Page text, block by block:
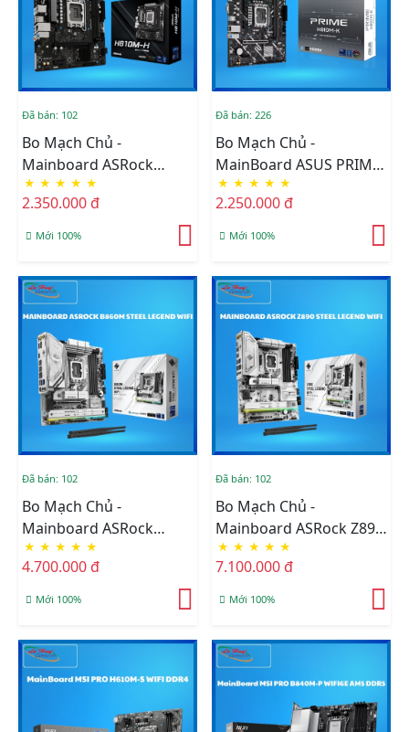
Đã bán: 102
Bo Mạch Chủ -
Mainboard ASRock
H810M-H DDR5
★ ★ ★ ★ ★
2.350.000 đ
Mới 100%
Đã bán: 226
Bo Mạch Chủ -
MainBoard ASUS PRIME
H810M-K DDR5
★ ★ ★ ★ ★
2.250.000 đ
Mới 100%
Đã bán: 102
Bo Mạch Chủ -
Mainboard ASRock
B860M STEEL LEGEND
WIFI
★ ★ ★ ★ ★
4.700.000 đ
Mới 100%
Đã bán: 102
Bo Mạch Chủ -
Mainboard ASRock Z890
STEEL LEGEND WIFI
★ ★ ★ ★ ★
7.100.000 đ
Mới 100%